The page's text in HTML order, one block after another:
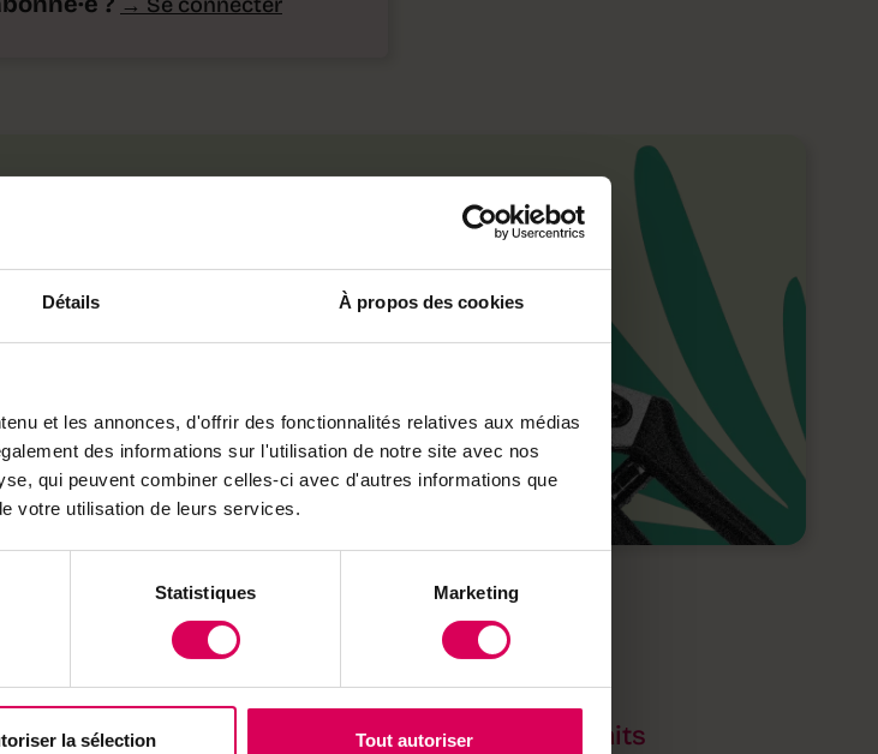
Détails À propos des cookies
et les annonces, d'offrir des fonctionnalités relatives aux médias
des informations sur l'utilisation de notre site avec nos
qui peuvent combiner celles-ci avec d'autres informations que
votre utilisation de leurs services.
Statistiques Marketing
la sélection Tout autoriser Portraits